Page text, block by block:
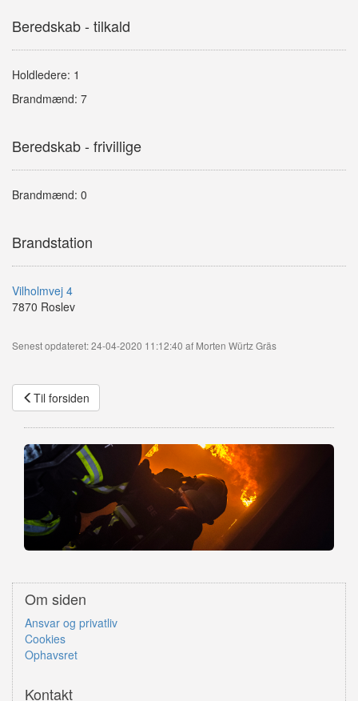
Beredskab - tilkald
Holdledere: 1
Brandmænd: 7
Beredskab - frivillige
Brandmænd: 0
Brandstation
Vilholmvej 4
7870 Roslev
Senest opdateret: 24-04-2020 11:12:40 af Morten Würtz Gräs
Til forsiden
Om siden
Ansvar og privatliv
Cookies
Ophavsret
Kontakt